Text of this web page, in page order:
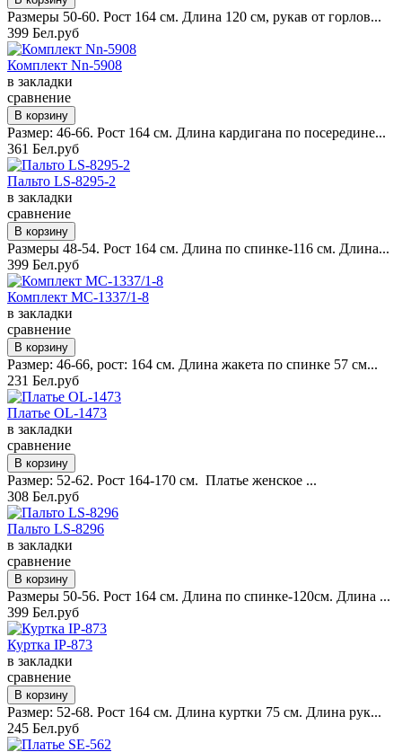
Размеры 50-60. Рост 164 см. Длина 120 см, рукав от горлов...
399 Бел.руб
Комплект Nn-5908
в закладки
сравнение
Размер: 46-66. Рост 164 см. Длина кардигана по посередине...
361 Бел.руб
Пальто LS-8295-2
в закладки
сравнение
Размеры 48-54. Рост 164 см. Длина по спинке-116 см. Длина...
399 Бел.руб
Комплект MC-1337/1-8
в закладки
сравнение
Размер: 46-66, рост: 164 см. Длина жакета по спинке 57 см...
231 Бел.руб
Платье OL-1473
в закладки
сравнение
Размер: 52-62. Рост 164-170 см. Платье женское ...
308 Бел.руб
Пальто LS-8296
в закладки
сравнение
Размеры 50-56. Рост 164 см. Длина по спинке-120см. Длина ...
399 Бел.руб
Куртка IP-873
в закладки
сравнение
Размер: 52-68. Рост 164 см. Длина куртки 75 см. Длина рук...
245 Бел.руб